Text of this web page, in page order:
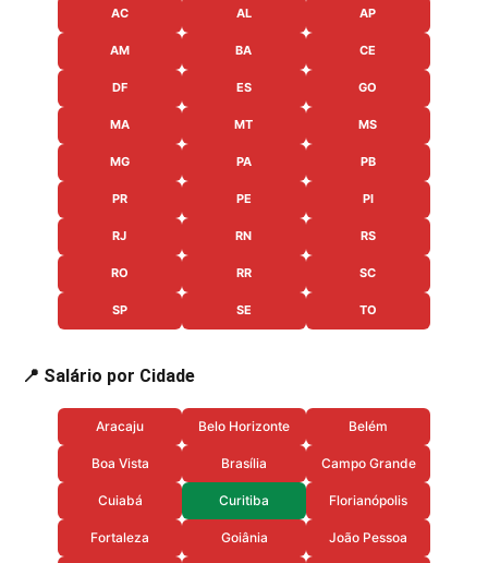
AC AL AP
AM BA CE
DF ES GO
MA MT MS
MG PA PB
PR PE PI
RJ RN RS
RO RR SC
SP SE TO
📍 Salário por Cidade
Aracaju Belo Horizonte Belém
Boa Vista Brasília Campo Grande
Cuiabá Curitiba Florianópolis
Fortaleza Goiânia João Pessoa